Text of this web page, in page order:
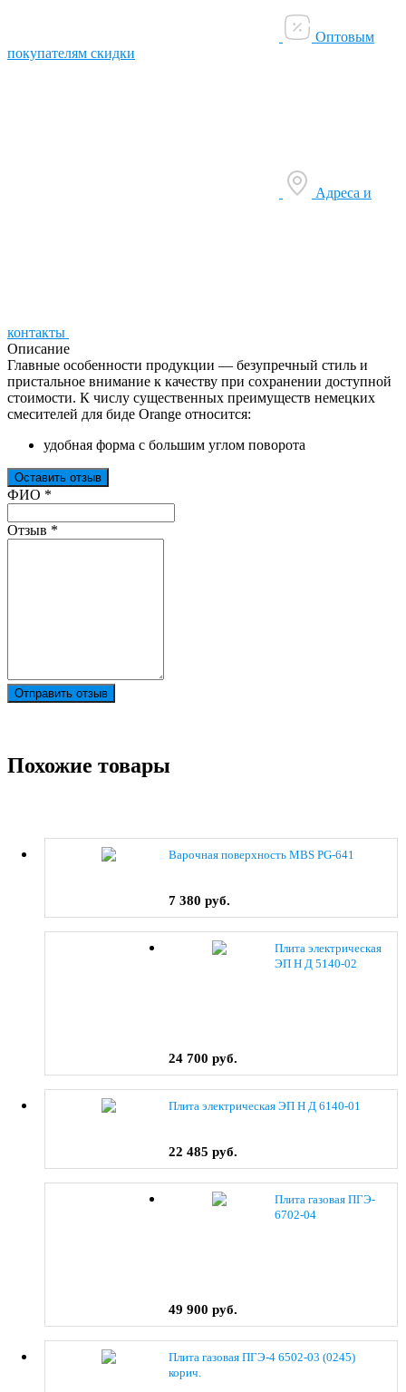
Оптовым
покупателям скидки
Адреса и
контакты
Описание
Главные особенности продукции — безупречный стиль и
пристальное внимание к качеству при сохранении доступной
стоимости. К числу существенных преимуществ немецких
смесителей для биде Orange относится:
удобная форма с большим углом поворота
Оставить отзыв
Ваш отзыв был отправлен!
ФИО *
Отзыв *
Отправить отзыв
Похожие товары
Варочная поверхность MBS PG-641
7 380 руб.
Плита электрическая
ЭП Н Д 5140-02
24 700 руб.
Плита электрическая ЭП Н Д 6140-01
22 485 руб.
Плита газовая ПГЭ-
6702-04
49 900 руб.
Плита газовая ПГЭ-4 6502-03 (0245)
корич.